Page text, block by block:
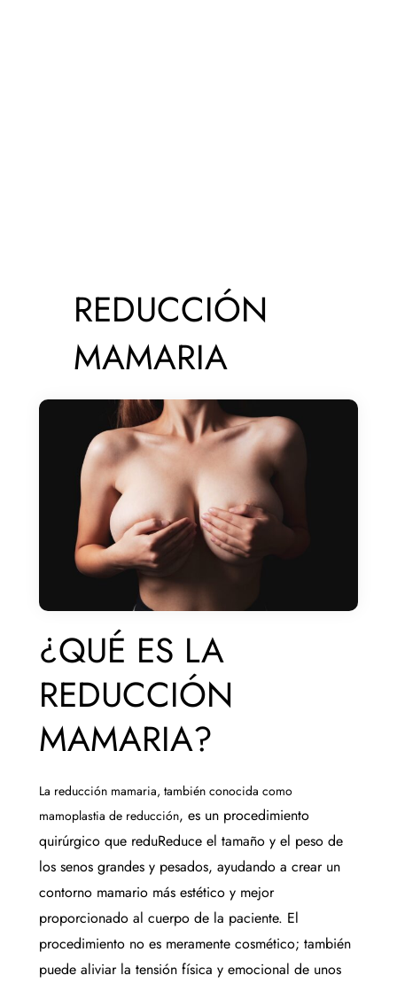
REDUCCIÓN
MAMARIA
¿QUÉ ES LA
REDUCCIÓN
MAMARIA?
La reducción mamaria, también conocida como
mamoplastia de reducción, es un procedimiento
quirúrgico que reduReduce el tamaño y el peso de
los senos grandes y pesados, ayudando a crear un
contorno mamario más estético y mejor
proporcionado al cuerpo de la paciente. El
procedimiento no es meramente cosmético; también
puede aliviar la tensión física y emocional de unos